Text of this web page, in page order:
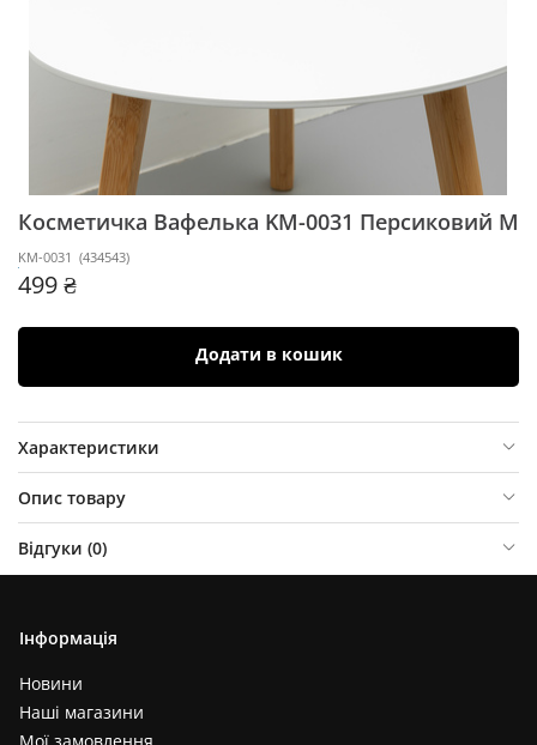
Косметичка Вафелька KM-0031 Персиковий М
KM-0031 (434543)
499 ₴
Додати в кошик
Характеристики
Опис товару
Відгуки (0)
Інформація
Новини
Наші магазини